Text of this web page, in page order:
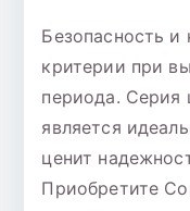
Безопасность
критерии при
периода. Серия
является
ценит
Приобретите